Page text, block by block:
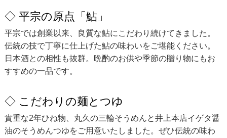
◇ 平宗の原点「鮎」
平宗では創業以来、良質な鮎にこだわり続けてきました。
伝統の技で丁寧に仕上げた鮎の味わいをご堪能ください。
日本酒との相性も抜群。晩酌のお供や季節の贈り物にもお
すすめの一品です。
◇ こだわりの麺とつゆ
貴重な2年ひね物、丸久の三輪そうめんと井上本店イゲタ醤
油のそうめんつゆをご用意いたしました。ぜひ伝統の味わ